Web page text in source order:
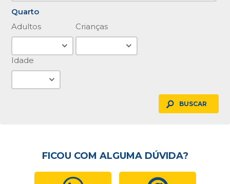
Quarto
Adultos
Crianças
Idade
BUSCAR
FICOU COM ALGUMA DÚVIDA?